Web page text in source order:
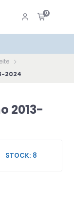
0
2024
2013-
STOCK: 8